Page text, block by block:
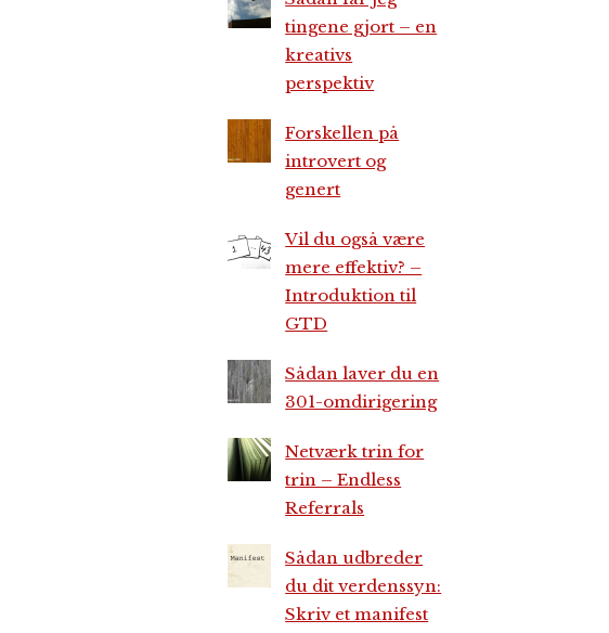
tingene gjort – en
kreativs
perspektiv
Forskellen på
introvert og
genert
Vil du også være
mere effektiv? –
Introduktion til
GTD
Sådan laver du en
301-omdirigering
Netværk trin for
trin – Endless
Referrals
Sådan udbreder
du dit verdenssyn:
Skriv et manifest